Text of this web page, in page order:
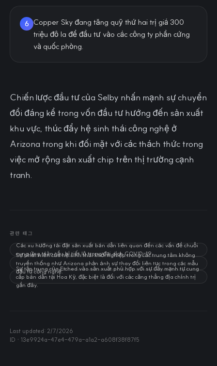
6
Copper Sky đang tăng quỹ thứ hai trị giá 300
triệu đô la để đầu tư vào các công ty phần cứng
và quốc phòng.
Chiến lược đầu tư của Selby nhấn mạnh sự chuyển
đổi đáng kể trong vốn đầu tư hướng đến sản xuất
khu vực, thúc đẩy hệ sinh thái công nghệ ở
Arizona trong khi đối mặt với các thách thức trong
việc mở rộng sản xuất chip trên thị trường cạnh
tranh.
관련 태그
Các xu hướng tái đặt sản xuất bán dẫn liên quan đến các vấn đề chuỗi
cung ứng toàn cầu bị tiết lộ trong đại dịch COVID-19.
Sự phát triển của hệ sinh thái khởi nghiệp trong các trung tâm không
truyền thống như Arizona phản ánh sự thay đổi liên tục trong các mẫu
đầu tư công nghệ.
Sự tập trung của Etched vào sản xuất phù hợp với sự đẩy mạnh tự cung
cấp bán dẫn tại Hoa Kỳ, đặc biệt là đối với các căng thẳng địa chính trị
gần đây.
Last updated: 2/7/2026
ID · 13e9924a-47e4-479a-a1a2-a608f38f87f5